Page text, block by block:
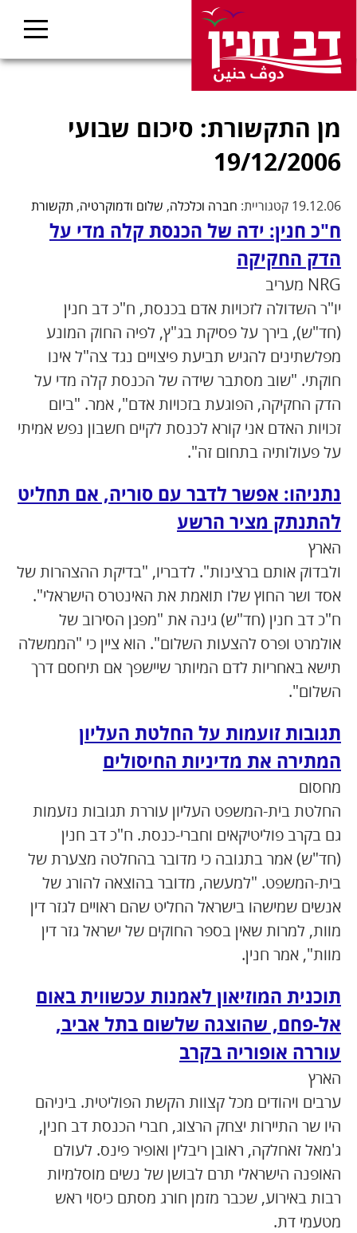
מן התקשורת: סיכום שבועי
19/12/2006
19.12.06 קטגוריית: חברה וכלכלה, שלום ודמוקרטיה, תקשורת
ח"כ חנין: ידה של הכנסת קלה מדי על
הדק החקיקה
NRG מעריב
יו"ר השדולה לזכויות אדם בכנסת, ח"כ דב חנין
(חד"ש), בירך על פסיקת בג"ץ, לפיה החוק המונע
מפלשתינים להגיש תביעת פיצויים נגד צה"ל אינו
חוקתי. "שוב מסתבר שידה של הכנסת קלה מדי על
הדק החקיקה, הפוגעת בזכויות אדם", אמר. "ביום
זכויות האדם אני קורא לכנסת לקיים חשבון נפש אמיתי
על פעולותיה בתחום זה".
נתניהו: אפשר לדבר עם סוריה, אם תחליט
להתנתק מציר הרשע
הארץ
ולבדוק אותם ברצינות". לדבריו, "בדיקת ההצהרות של
אסד ושר החוץ שלו תואמת את האינטרס הישראלי".
ח"כ דב חנין (חד"ש) גינה את "מפגן הסירוב של
אולמרט ופרס להצעות השלום". הוא ציין כי "הממשלה
תישא באחריות לדם המיותר שיישפך אם תיחסם דרך
השלום".
תגובות זועמות על החלטת העליון
המתירה את מדיניות החיסולים
מחסום
החלטת בית-המשפט העליון עוררת תגובות נזעמות
גם בקרב פוליטיקאים וחברי-כנסת. ח"כ דב חנין
(חד"ש) אמר בתגובה כי מדובר בהחלטה מצערת של
בית-המשפט. "למעשה, מדובר בהוצאה להורג של
אנשים שמישהו בישראל החליט שהם ראויים לגזר דין
מוות, למרות שאין בספר החוקים של ישראל גזר דין
מוות", אמר חנין.
תוכנית המוזיאון לאמנות עכשווית באום
אל-פחם, שהוצגה שלשום בתל אביב,
עוררה אופוריה בקרב
הארץ
ערבים ויהודים מכל קצוות הקשת הפוליטית. ביניהם
היו שר התיירות יצחק הרצוג, חברי הכנסת דב חנין,
ג'מאל זאחלקה, ראובן ריבלין ואופיר פינס. לעולם
האופנה הישראלי תרם לבושן של נשים מוסלמיות
רבות באירוע, שכבר מזמן חורג מסתם כיסוי ראש
מטעמי דת.